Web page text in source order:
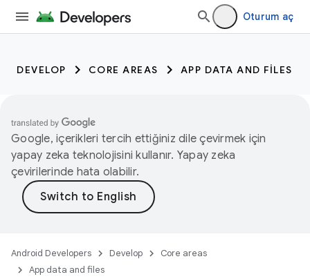
Oturum aç
DEVELOP CORE AREAS APP DATA AND FILES
Google, içerikleri tercih ettiğiniz dile çevirmek için
yapay zeka teknolojisini kullanır. Yapay zeka
çevirilerinde hata olabilir.
Android Developers Develop
Core areas
App data and files